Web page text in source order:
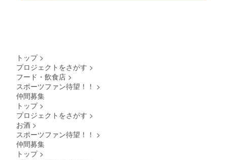
トップ >
プロジェクトをさがす >
フード・飲食店 >
スポーツファン待望！！ >
仲間募集
トップ >
プロジェクトをさがす >
お酒 >
スポーツファン待望！！ >
仲間募集
トップ >